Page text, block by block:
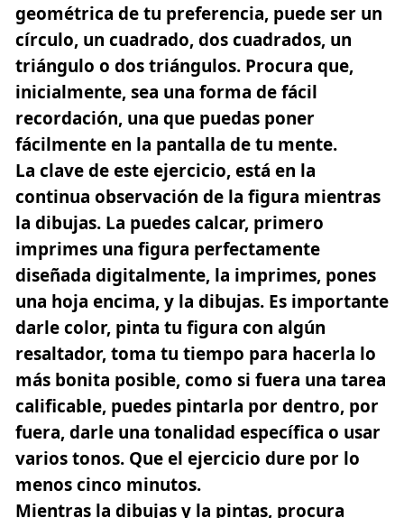
geométrica de tu preferencia, puede ser un
círculo, un cuadrado, dos cuadrados, un
triángulo o dos triángulos. Procura que,
inicialmente, sea una forma de fácil
recordación, una que puedas poner
fácilmente en la pantalla de tu mente.
La clave de este ejercicio, está en la
continua observación de la figura mientras
la dibujas. La puedes calcar, primero
imprimes una figura perfectamente
diseñada digitalmente, la imprimes, pones
una hoja encima, y la dibujas. Es importante
darle color, pinta tu figura con algún
resaltador, toma tu tiempo para hacerla lo
más bonita posible, como si fuera una tarea
calificable, puedes pintarla por dentro, por
fuera, darle una tonalidad específica o usar
varios tonos. Que el ejercicio dure por lo
menos cinco minutos.
Mientras la dibujas y la pintas, procura